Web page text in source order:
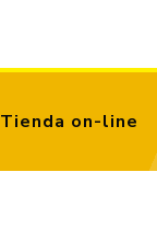
Tienda on-line